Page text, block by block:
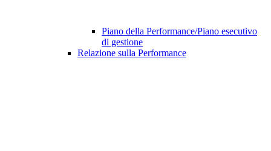
Piano della Performance/Piano esecutivo
di gestione
Relazione sulla Performance